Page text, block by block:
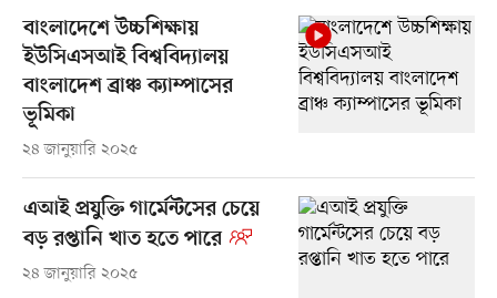
বাংলাদেশে উচ্চশিক্ষায়
ইউসিএসআই বিশ্ববিদ্যালয়
বাংলাদেশ ব্রাঞ্চ ক্যাম্পাসের
ভূমিকা
২৪ জানুয়ারি ২০২৫
এআই প্রযুক্তি গার্মেন্টসের চেয়ে
বড় রপ্তানি খাত হতে পারে
২৪ জানুয়ারি ২০২৫